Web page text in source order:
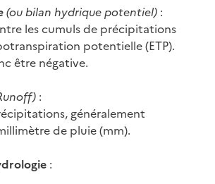
(ou bilan hydrique potentiel) :
les cumuls de précipitations
potentielle (ETP).
être négative.
:
généralement
de pluie (mm).
: